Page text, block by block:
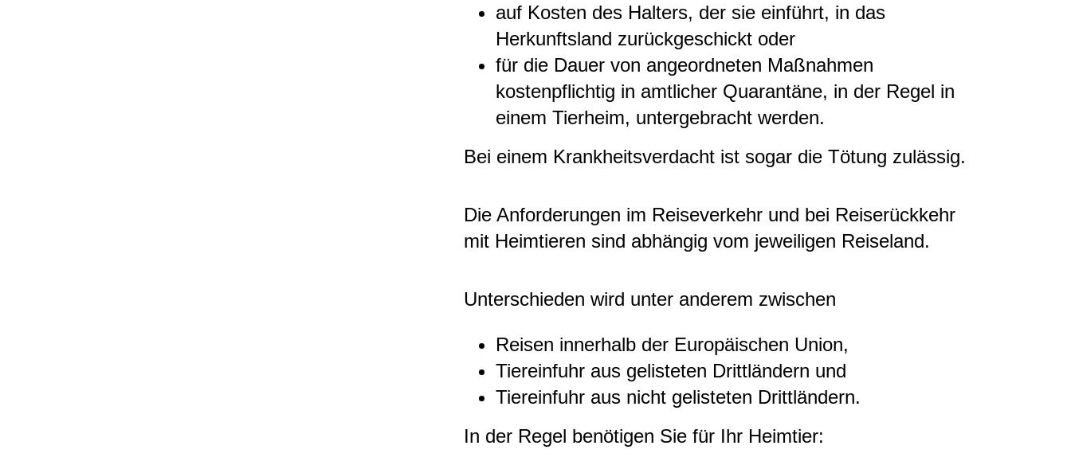
auf Kosten des Halters, der sie einführt, in das
Herkunftsland zurückgeschickt oder
für die Dauer von angeordneten Maßnahmen
kostenpflichtig in amtlicher Quarantäne, in der Regel in
einem Tierheim, untergebracht werden.
Bei einem Krankheitsverdacht ist sogar die Tötung zulässig.
Die Anforderungen im Reiseverkehr und bei Reiserückkehr
mit Heimtieren sind abhängig vom jeweiligen Reiseland.
Unterschieden wird unter anderem zwischen
Reisen innerhalb der Europäischen Union,
Tiereinfuhr aus gelisteten Drittländern und
Tiereinfuhr aus nicht gelisteten Drittländern.
In der Regel benötigen Sie für Ihr Heimtier: